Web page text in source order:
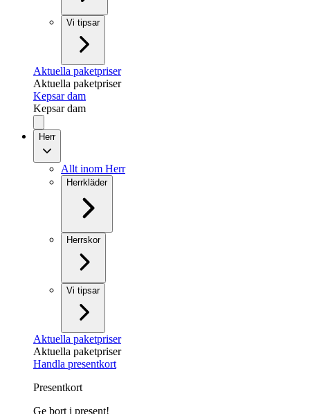
Vi tipsar
Aktuella paketpriser
Aktuella paketpriser
Kepsar dam
Kepsar dam
Herr
Allt inom Herr
Herrkläder
Herrskor
Vi tipsar
Aktuella paketpriser
Aktuella paketpriser
Handla presentkort
Presentkort
Ge bort i present!